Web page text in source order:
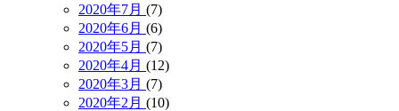
2020年7月 (7)
2020年6月 (6)
2020年5月 (7)
2020年4月 (12)
2020年3月 (7)
2020年2月 (10)